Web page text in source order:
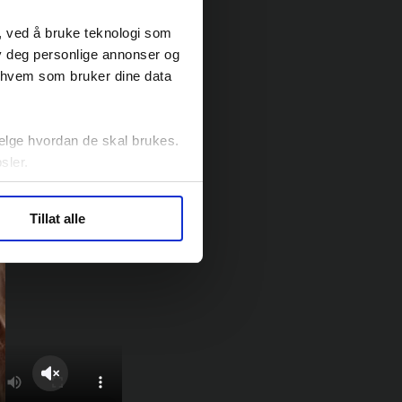
å bruke teknologi som
personlige annonser og
som bruker dine data
hvordan de skal brukes.
statistikk.
Tillat alle